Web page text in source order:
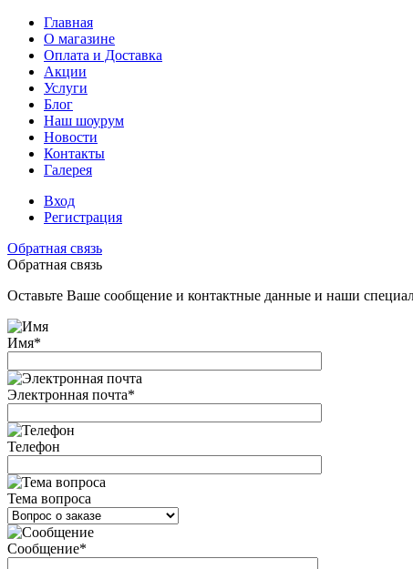
Главная
О магазине
Оплата и Доставка
Акции
Услуги
Блог
Наш шоурум
Новости
Контакты
Галерея
Вход
Регистрация
Обратная связь
Обратная связь
Оставьте Ваше сообщение и контактные данные и наши
Имя*
Электронная почта*
Телефон
Тема вопроса
Сообщение*